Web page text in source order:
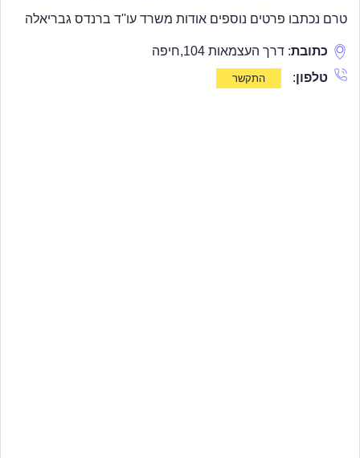
טרם נכתבו פרטים נוספים אודות משרד עו''ד ברנדס גבריאלה
כתובת: דרך העצמאות 104 ,חיפה
טלפון: